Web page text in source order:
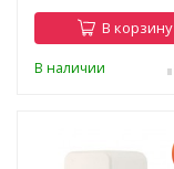
В корзину
В наличии